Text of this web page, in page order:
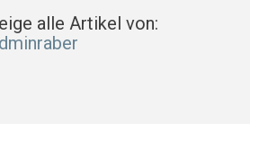
alle Artikel von: